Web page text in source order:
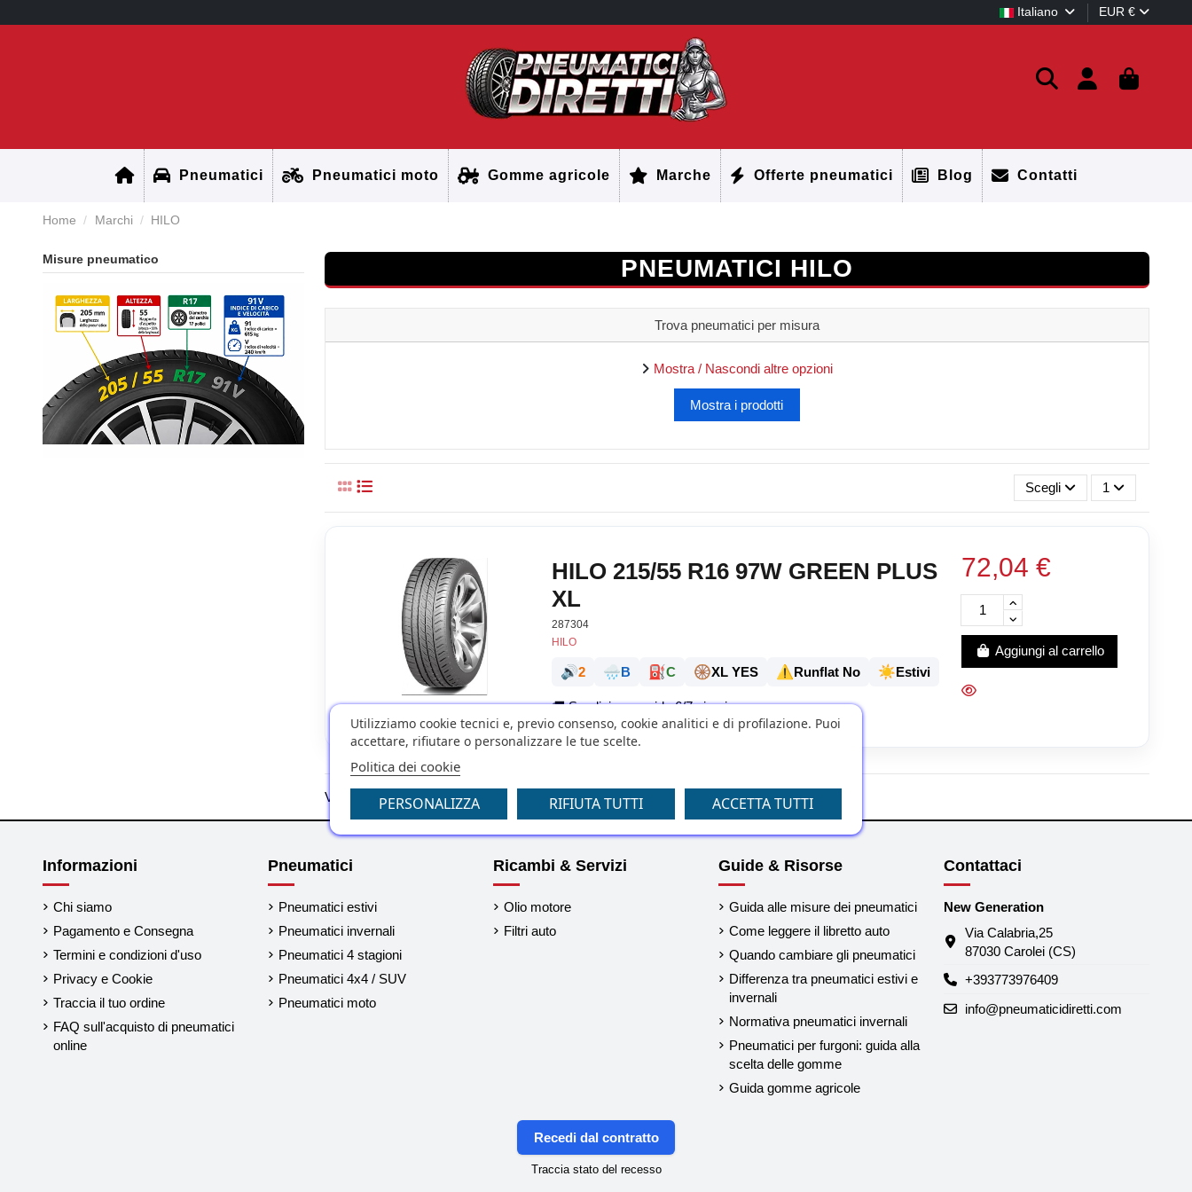
Italiano EUR €
Pneumatici Pneumatici moto Gomme agricole Marche Offerte pneumatici Blog Contatti
Home Marchi HILO
PNEUMATICI HILO
Trova pneumatici per misura
Mostra / Nascondi altre opzioni
Scegli 1
HILO 215/55 R16 97W GREEN PLUS
XL
287304
HILO
🔊2 🌧️B ⛽C 🛞XL YES ⚠️Runflat No ☀️Estivi
🚚Spedizione rapida 6/7 giorni
72,04 €
Aggiungi al carrello
Visualizzati 1-1 su 1 articoli
Misure pneumatico
Informazioni
Chi siamo
Pagamento e Consegna
Termini e condizioni d'uso
Privacy e Cookie
Traccia il tuo ordine
FAQ sull'acquisto di pneumatici
online
Pneumatici
Pneumatici estivi
Pneumatici invernali
Pneumatici 4 stagioni
Pneumatici 4x4 / SUV
Pneumatici moto
Ricambi & Servizi
Olio motore
Filtri auto
Guide & Risorse
Guida alle misure dei pneumatici
Come leggere il libretto auto
Quando cambiare gli pneumatici
Differenza tra pneumatici estivi e
invernali
Normativa pneumatici invernali
Pneumatici per furgoni: guida alla
scelta delle gomme
Guida gomme agricole
Contattaci
New Generation
Via Calabria,25
87030 Carolei (CS)
+393773976409
info@pneumaticidiretti.com
Utilizziamo cookie tecnici e, previo consenso, cookie analitici e di profilazione. Puoi
accettare, rifiutare o personalizzare le tue scelte.
Politica dei cookie
PERSONALIZZA RIFIUTA TUTTI ACCETTA TUTTI
Recedi dal contratto
Traccia stato del recesso